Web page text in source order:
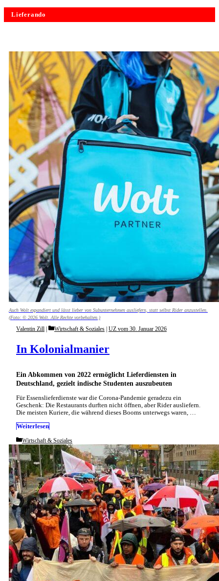
Lieferando
Auch Wolt expandiert und lässt lieber von Subunternehmen ausliefern, statt selbst Rider anzustellen.
(Foto: © 2026 Wolt. Alle Rechte vorbehalten.)
Ein Abkommen von 2022 ermöglicht Lieferdiensten in
Deutschland, gezielt indische Studenten auszubeuten
In Kolonialmanier
Valentin Zill Categories
Wirtschaft & Soziales UZ vom 30. Januar 2026
Für Essenslieferdienste war die Corona-Pandemie geradezu ein
Geschenk: Die Restaurants durften nicht öffnen, aber Rider ausliefern.
Die meisten Kuriere, die während dieses Booms unterwegs waren, …
Weiterlesen
Categories
Wirtschaft & Soziales